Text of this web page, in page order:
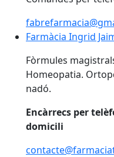
Farmàcia Ingrid
Farmàcia Ingrid
Fòrmules
Homeopatia.
nadó.
Encàrrecs per
domicili